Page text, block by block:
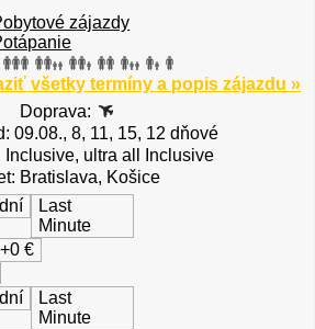
zájazdy
všetky termíny a popis zájazdu »
Doprava:
09.08., 8, 11, 15, 12 dňové
Inclusive, ultra all Inclusive
Bratislava, Košice
Last
Minute
+0 €
Last
Minute